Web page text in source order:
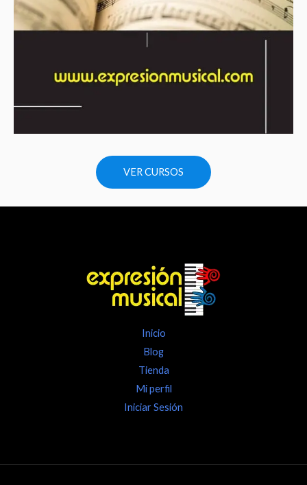
VER CURSOS
Inicio
Blog
Tienda
Mi perfil
Iniciar Sesión